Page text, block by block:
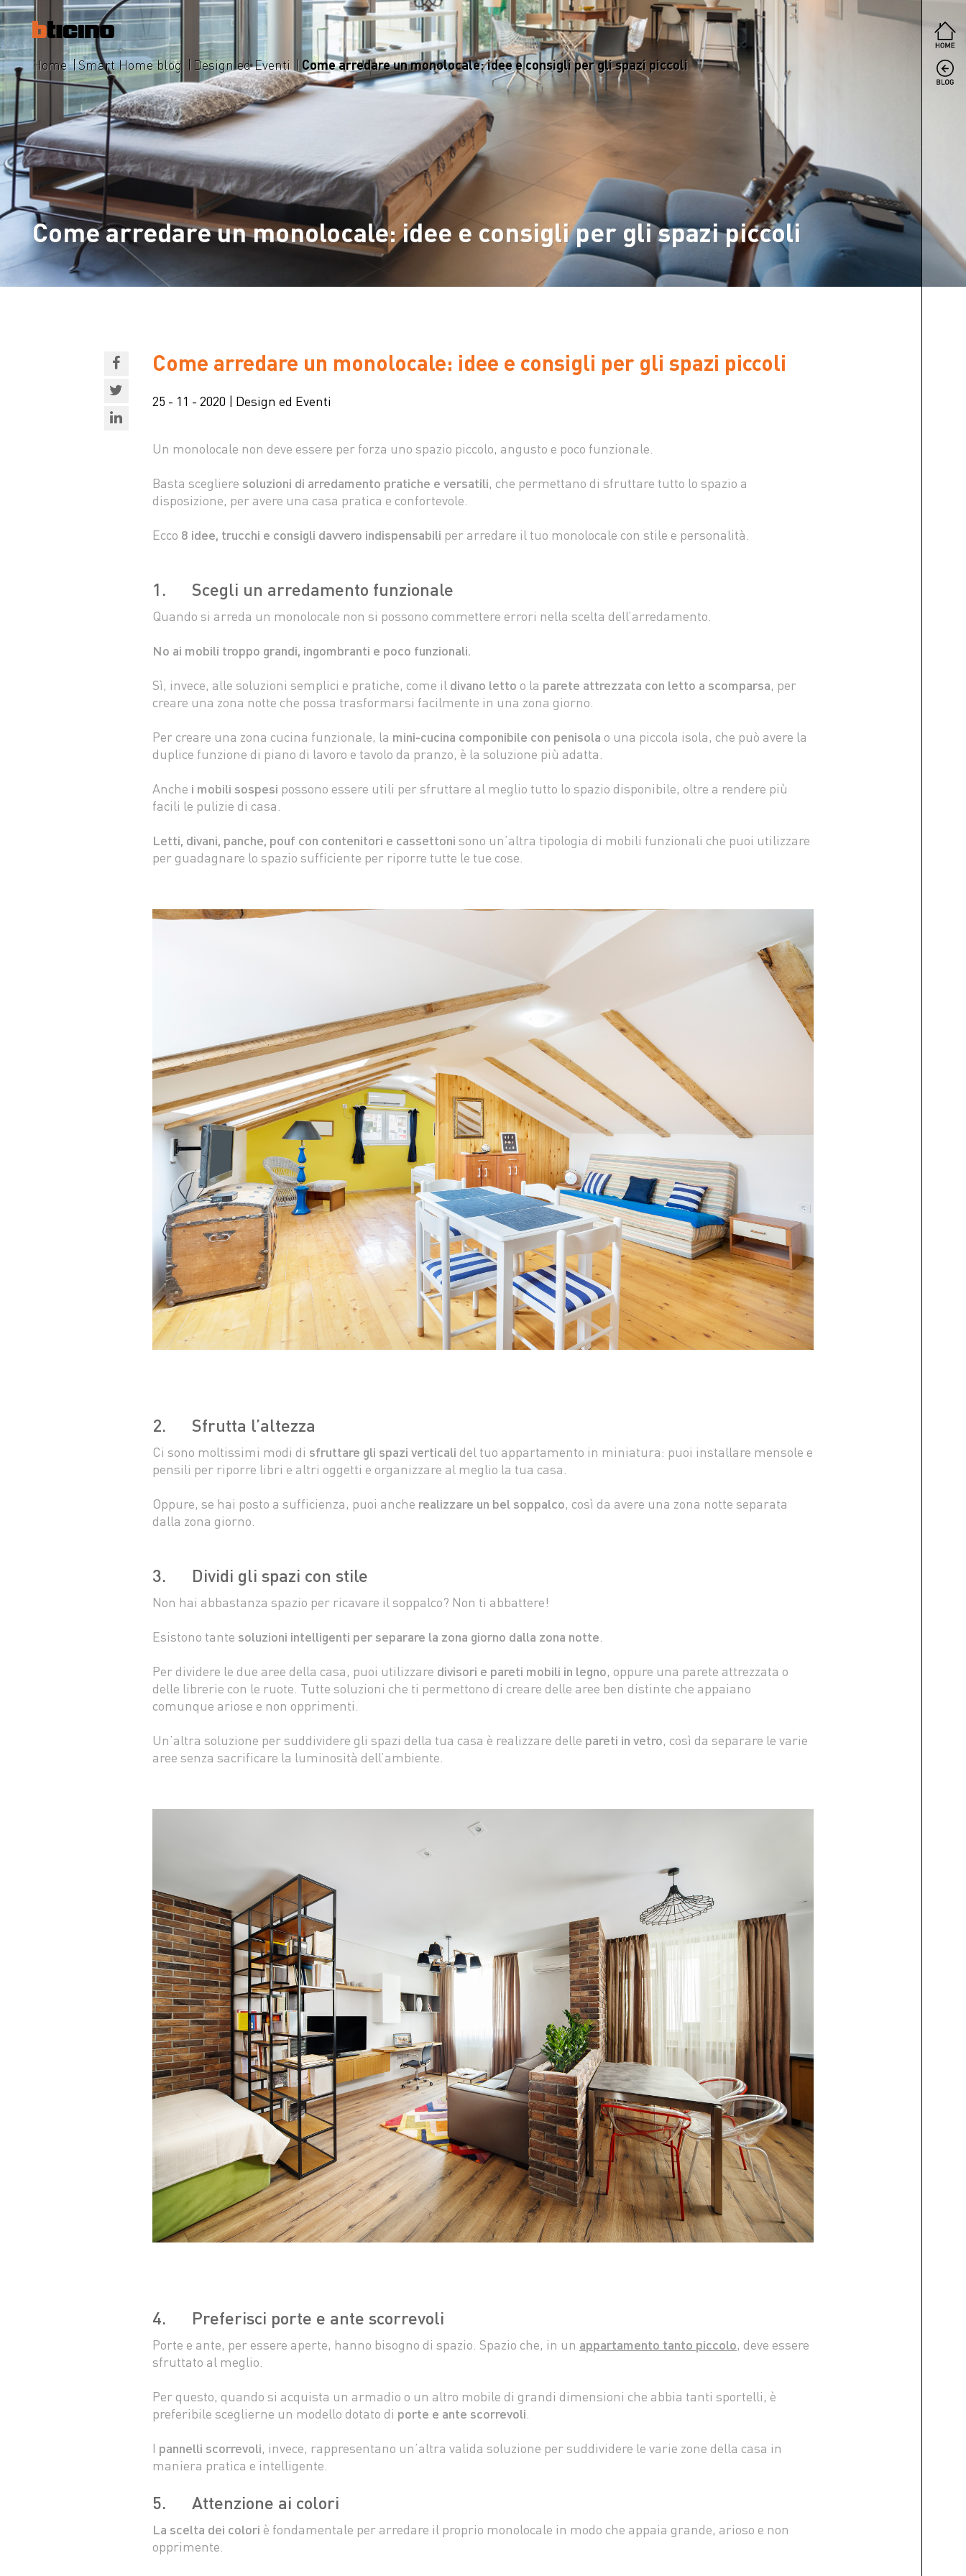
Home Smart Home blog Design ed Eventi Come arredare un monolocale: idee e consigli per gli spazi piccoli
Come arredare un monolocale: idee e consigli per gli spazi piccoli
Come arredare un monolocale: idee e consigli per gli spazi piccoli
25 - 11 - 2020 | Design ed Eventi
Un monolocale non deve essere per forza uno spazio piccolo, angusto e poco funzionale.
Basta scegliere soluzioni di arredamento pratiche e versatili, che permettano di sfruttare tutto lo spazio a
disposizione, per avere una casa pratica e confortevole.
Ecco 8 idee, trucchi e consigli davvero indispensabili per arredare il tuo monolocale con stile e personalità.
1. Scegli un arredamento funzionale
Quando si arreda un monolocale non si possono commettere errori nella scelta dell’arredamento.
No ai mobili troppo grandi, ingombranti e poco funzionali.
Sì, invece, alle soluzioni semplici e pratiche, come il divano letto o la parete attrezzata con letto a scomparsa, per
creare una zona notte che possa trasformarsi facilmente in una zona giorno.
Per creare una zona cucina funzionale, la mini-cucina componibile con penisola o una piccola isola, che può avere la
duplice funzione di piano di lavoro e tavolo da pranzo, è la soluzione più adatta.
Anche i mobili sospesi possono essere utili per sfruttare al meglio tutto lo spazio disponibile, oltre a rendere più
facili le pulizie di casa.
Letti, divani, panche, pouf con contenitori e cassettoni sono un’altra tipologia di mobili funzionali che puoi utilizzare
per guadagnare lo spazio sufficiente per riporre tutte le tue cose.
2. Sfrutta l’altezza
Ci sono moltissimi modi di sfruttare gli spazi verticali del tuo appartamento in miniatura: puoi installare mensole e
pensili per riporre libri e altri oggetti e organizzare al meglio la tua casa.
Oppure, se hai posto a sufficienza, puoi anche realizzare un bel soppalco, così da avere una zona notte separata
dalla zona giorno.
3. Dividi gli spazi con stile
Non hai abbastanza spazio per ricavare il soppalco? Non ti abbattere!
Esistono tante soluzioni intelligenti per separare la zona giorno dalla zona notte
Per dividere le due aree della casa, puoi utilizzare divisori e pareti mobili in legno, oppure una parete attrezzata o
delle librerie con le ruote. Tutte soluzioni che ti permettono di creare delle aree ben distinte che appaiano
comunque ariose e non opprimenti.
Un’altra soluzione per suddividere gli spazi della tua casa è realizzare delle pareti in vetro, così da separare le varie
aree senza sacrificare la luminosità dell’ambiente.
4. Preferisci porte e ante scorrevoli
Porte e ante, per essere aperte, hanno bisogno di spazio. Spazio che, in un appartamento tanto piccolo, deve essere
sfruttato al meglio.
Per questo, quando si acquista un armadio o un altro mobile di grandi dimensioni che abbia tanti sportelli, è
preferibile sceglierne un modello dotato di porte e ante scorrevoli
I pannelli scorrevoli, invece, rappresentano un’altra valida soluzione per suddividere le varie zone della casa in
maniera pratica e intelligente.
5. Attenzione ai colori
La scelta dei colori è fondamentale per arredare il proprio monolocale in modo che appaia grande, arioso e non
opprimente.